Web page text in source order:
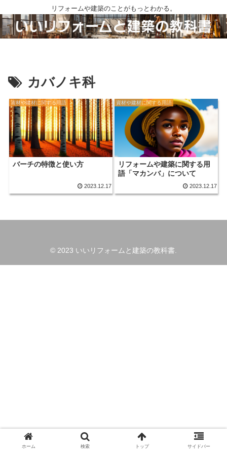
リフォームや建築のことがもっとわかる。
カバノキ科
資材や建材に関する用語
バーチの特徴と使い方
2023.12.17
資材や建材に関する用語
リフォームや建築に関する用
語「マカンバ」について
2023.12.17
© 2023 いいリフォームと建築の教科書.
ホーム 検索 トップ サイドバー